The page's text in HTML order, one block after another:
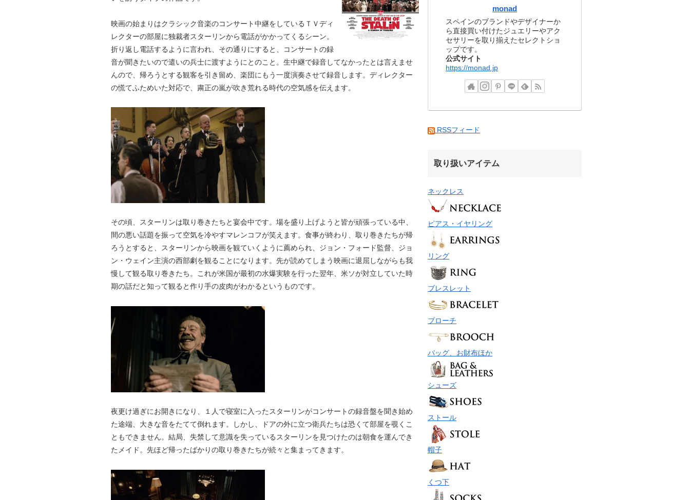
映画の始まりはクラシック音楽のコンサート中継をしているＴＶディ
レクターの部屋に独裁者スターリンから電話がかかってくるシーン。
折り返し電話するように言われ、その通りにすると、コンサートの録
音が聞きたいので遣いの兵士に渡すようにとのこと。生中継で録音してなかったとは言えませ
んので、帰ろうとする観客を引き留め、楽団にもう一度演奏させて録音します。ディレクター
の慌てふためいた対応で、粛正の嵐が吹き荒れる時代の空気感を伝えます。
その頃、スターリンは取り巻きたちと宴会中です。場を盛り上げようと皆が頑張っている中、
間の悪い話題を振って空気を冷やすマレンコフが笑えます。食事が終わり、取り巻きたちが帰
ろうとすると、スターリンから映画を観ていくように薦められ、ジョン・フォード監督、ジョ
ン・ウェイン主演の西部劇を観ることになります。先が読めてしまう映画に退屈しながらも我
慢して観る取り巻きたち。これが米国が最初の水爆実験を行った翌年、米ソが対立していた時
期の話だと知って観ると作り手の皮肉がわかるというものです。
夜更け過ぎにお開きになり、１人で寝室に入ったスターリンがコンサートの録音盤を聞き始め
た途端、大きな音をたてて倒れます。しかし、ドアの外に立つ衛兵たちは恐くて部屋を覗くこ
ともできません。結局、失禁して意識を失っているスターリンを見つけたのは朝食を運んでき
たメイド。先ほど帰ったばかりの取り巻きたちが続々と集まってきます。
monad
スペインのブランドやデザイナーか
ら直接買い付けたジュエリーやアク
セサリーを取り揃えたセレクトショ
ップです。
公式サイト
https://monad.jp
RSSフィード
取り扱いアイテム
ネックレス
ピアス・イヤリング
リング
ブレスレット
ブローチ
バッグ、お財布ほか
シューズ
ストール
帽子
くつ下